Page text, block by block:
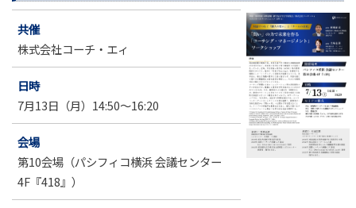
共催
株式会社コーチ・エィ
日時
7月13日（月）14:50～16:20
会場
第10会場（パシフィコ横浜 会議センター
4F『418』）